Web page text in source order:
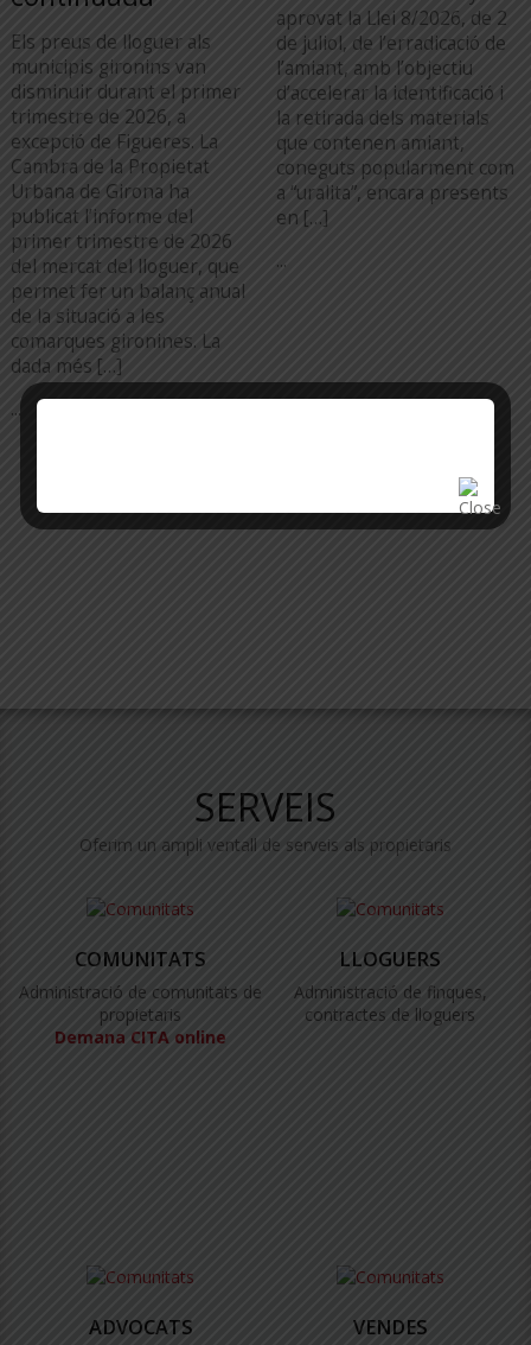
Els preus de lloguer als
municipis gironins van
disminuir durant el primer
trimestre de 2026, a
excepció de Figueres. La
Cambra de la Propietat
Urbana de Girona ha
publicat l’informe del
primer trimestre de 2026
del mercat del lloguer, que
permet fer un balanç anual
de la situació a les
comarques gironines. La
dada més […]
...
aprovat la Llei 8/2026, de 2
de juliol, de l’erradicació de
l’amiant, amb l’objectiu
d’accelerar la identificació i
la retirada dels materials
que contenen amiant,
coneguts popularment com
a “uralita”, encara presents
en […]
...
SERVEIS
Oferim un ampli ventall de serveis als propietaris
COMUNITATS
Administració de comunitats de
propietaris
Demana CITA online
LLOGUERS
Administració de finques,
contractes de lloguers
ADVOCATS VENDES